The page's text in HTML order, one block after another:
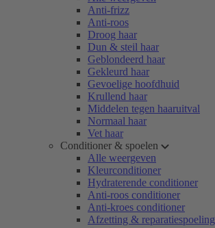
Anti-frizz
Anti-roos
Droog haar
Dun & steil haar
Geblondeerd haar
Gekleurd haar
Gevoelige hoofdhuid
Krullend haar
Middelen tegen haaruitval
Normaal haar
Vet haar
Conditioner & spoelen
Alle weergeven
Kleurconditioner
Hydraterende conditioner
Anti-roos conditioner
Anti-kroes conditioner
Afzetting & reparatiespoeling